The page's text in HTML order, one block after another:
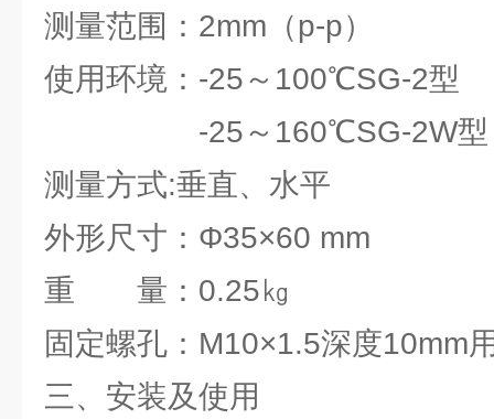
测量范围：2mm（p-p）
使用环境：-25～100℃SG-2型
-25～160℃SG-2W型
测量方式:垂直、水平
外形尺寸：Φ35×60 mm
重 量：0.25㎏
固定螺孔：M10×1.5深度10mm
三、安装及使用